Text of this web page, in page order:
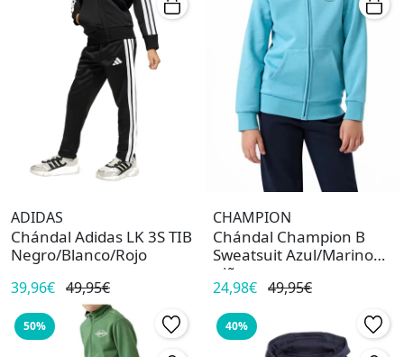
ADIDAS
Chándal Adidas LK 3S TIB
Negro/Blanco/Rojo
39,96€ 49,95€
CHAMPION
Chándal Champion B
Sweatsuit Azul/Marino
niño
24,98€ 49,95€
50% 40%